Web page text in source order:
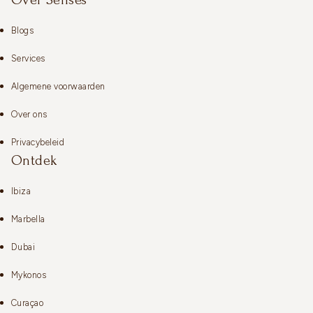
Blogs
Services
Algemene voorwaarden
Over ons
Privacybeleid
Ontdek
Ibiza
Marbella
Dubai
Mykonos
Curaçao